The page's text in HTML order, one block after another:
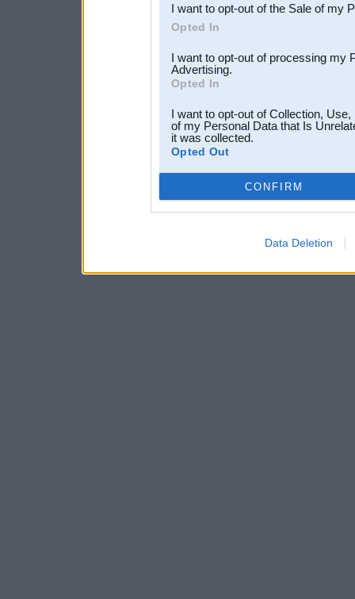
I want to opt-out of the Sale of my
Opted In
I want to opt-out of processing my
Advertising.
Opted In
I want to opt-out of Collection,
of my Personal Data that Is
it was collected.
Opted Out
CONFIRM
Data Deletion